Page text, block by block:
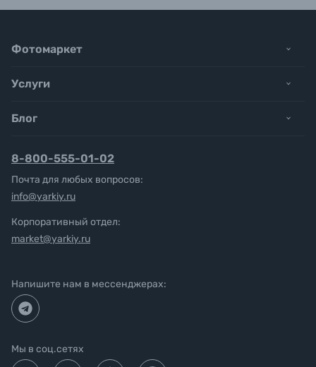
Фотомаркет
Услуги
Блог
8-800-555-01-02
Почта для любых вопросов:
info@yarkiy.ru
Корпоративный отдел:
market@yarkiy.ru
Напишите нам в мессенджерах:
Мы в соц.сетях